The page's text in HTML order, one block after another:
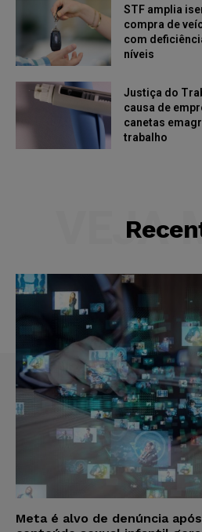
STF amplia
compra de
com
níveis
Justiça do
causa de
canetas
trabalho
VEJA
Meta é alvo de denúncia